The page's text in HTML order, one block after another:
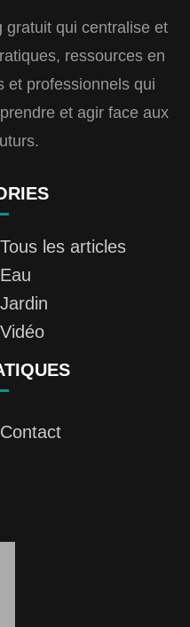
gratuit qui centralise et
ressources en
et professionnels qui
et agir face aux
Tous les articles
Eau
Jardin
Vidéo
Contact